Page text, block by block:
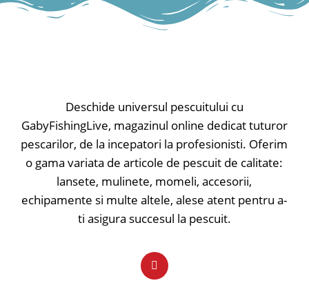
Deschide universul pescuitului cu
GabyFishingLive, magazinul online dedicat tuturor
pescarilor, de la incepatori la profesionisti. Oferim
o gama variata de articole de pescuit de calitate:
lansete, mulinete, momeli, accesorii,
echipamente si multe altele, alese atent pentru a-
ti asigura succesul la pescuit.